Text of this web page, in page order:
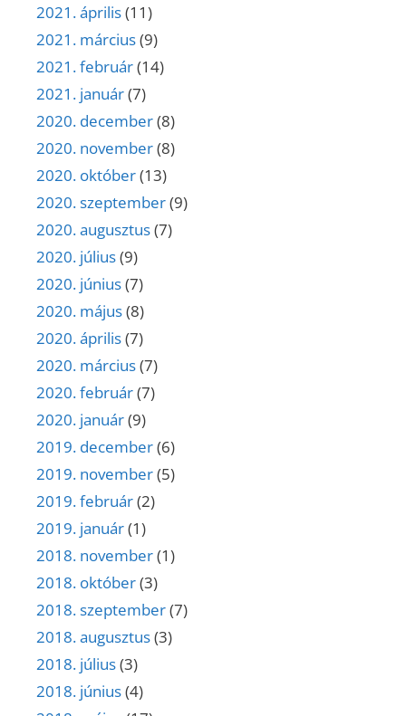
2021. április(11)
2021. március(9)
2021. február(14)
2021. január(7)
2020. december(8)
2020. november(8)
2020. október(13)
2020. szeptember(9)
2020. augusztus(7)
2020. július(9)
2020. június(7)
2020. május(8)
2020. április(7)
2020. március(7)
2020. február(7)
2020. január(9)
2019. december(6)
2019. november(5)
2019. február(2)
2019. január(1)
2018. november(1)
2018. október(3)
2018. szeptember(7)
2018. augusztus(3)
2018. július(3)
2018. június(4)